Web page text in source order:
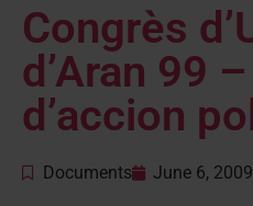
Congrès
d’Aran 99
d’accion
Documents June 6, 2009